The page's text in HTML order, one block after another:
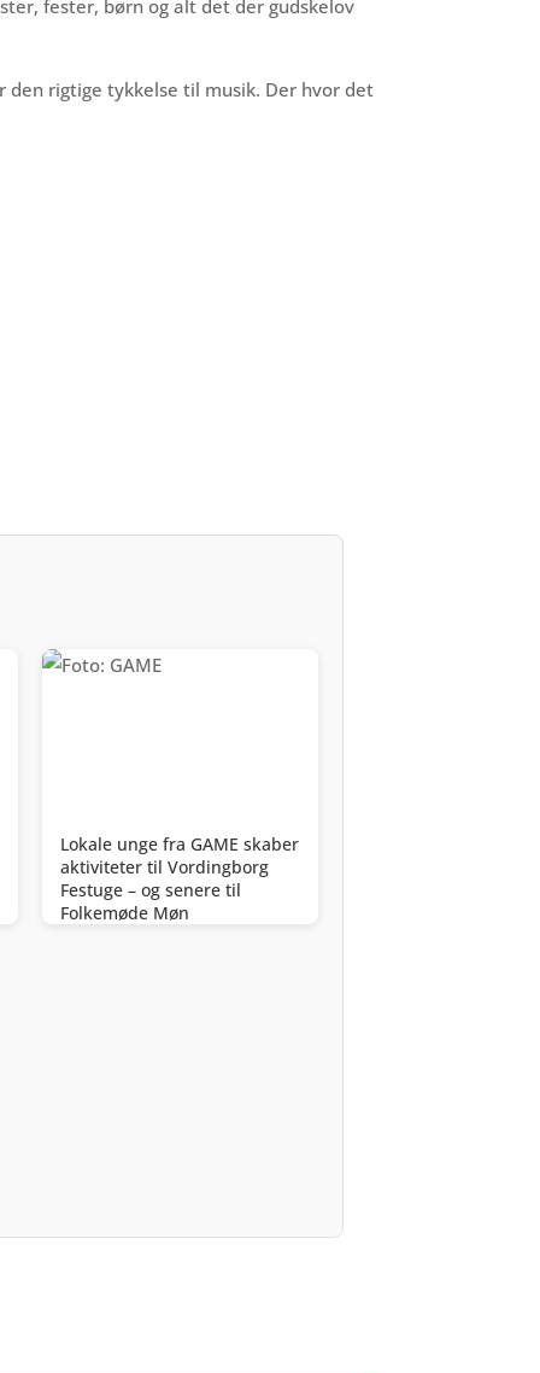
fester, børn og alt det der gudskelov
den rigtige tykkelse til musik. Der hvor det
Lokale unge fra GAME skaber
aktiviteter til Vordingborg
Festuge – og senere til
Folkemøde Møn